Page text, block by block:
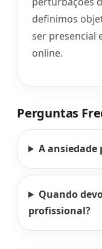
definimos
ser presencial
online.
Perguntas
A ansiedade
Quando
profissional?